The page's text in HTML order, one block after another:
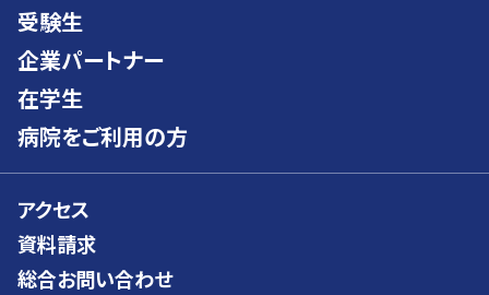
受験生
企業パートナー
在学生
病院をご利用の方
アクセス
資料請求
総合お問い合わせ